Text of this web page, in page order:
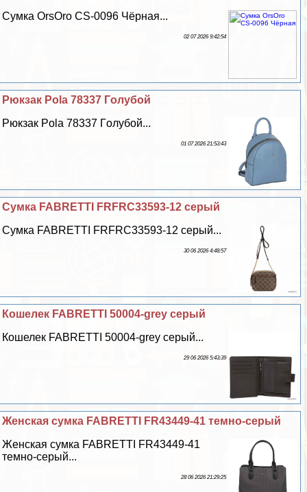
Сумка OrsOro CS-0096 Чёрная...
02 07 2026 9:42:54
Рюкзак Pola 78337 Гoлyбой
Рюкзак Pola 78337 Гoлyбой...
01 07 2026 21:53:43
Сумка FABRETTI FRFRC33593-12 серый
Сумка FABRETTI FRFRC33593-12 серый...
30 06 2026 4:48:57
Кошелек FABRETTI 50004-grey серый
Кошелек FABRETTI 50004-grey серый...
29 06 2026 5:43:39
Женская сумка FABRETTI FR43449-41 темно-серый
Женская сумка FABRETTI FR43449-41
темно-серый...
28 06 2026 21:29:25